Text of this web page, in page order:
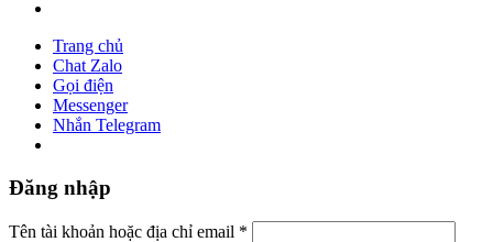
Trang chủ
Chat Zalo
Gọi điện
Messenger
Nhắn Telegram
Đăng nhập
Tên tài khoản hoặc địa chỉ email *